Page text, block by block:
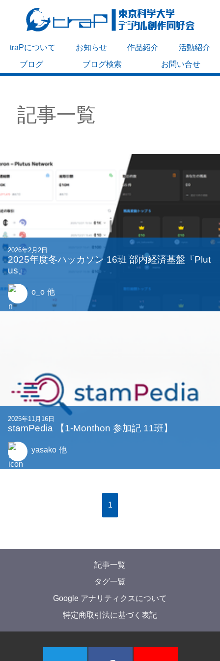
traPについて お知らせ 作品紹介
活動紹介
ブログ
ブログ検索 お問い合せ
記事一覧
2026年2月2日
2025年度冬ハッカソン 16班 部内経済基盤『Plut
us』
o_o 他
2025年11月16日
stamPedia 【1-Monthon 参加記 11班】
yasako 他
1
記事一覧
タグ一覧
Google アナリティクスについて
特定商取引法に基づく表記